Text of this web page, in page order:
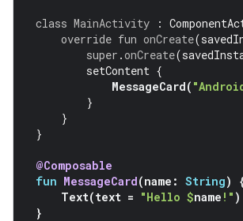
class MainActivity :
override fun onCreate(
super .onCreate(
setContent {
MessageCard(
}
}
}
@Composable
fun MessageCard(name : String)
{
Text(text = "Hello $name !" )
}